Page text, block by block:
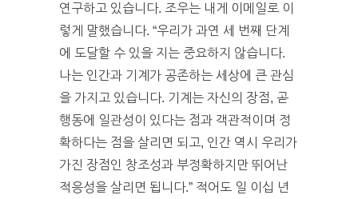
연구하고 있습니다. 조우는 내게 이메일로 이
렇게 말했습니다. “우리가 과연 세 번째 단계
에 도달할 수 있을 지는 중요하지 않습니다.
나는 인간과 기계가 공존하는 세상에 큰 관심
을 가지고 있습니다. 기계는 자신의 장점, 곧
행동에 일관성이 있다는 점과 객관적이며 정
확하다는 점을 살리면 되고, 인간 역시 우리가
가진 장점인 창조성과 부정확하지만 뛰어난
적응성을 살리면 됩니다.” 적어도 일 이십 년